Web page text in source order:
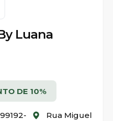
Luana
DE 10%
Rua Miguel